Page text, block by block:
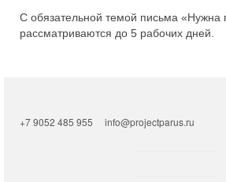
Отчетность
С обязательной темой письма «Нужна
рассматриваются до 5 рабочих дней.
+7 9052 485 955 info@projectparus.ru